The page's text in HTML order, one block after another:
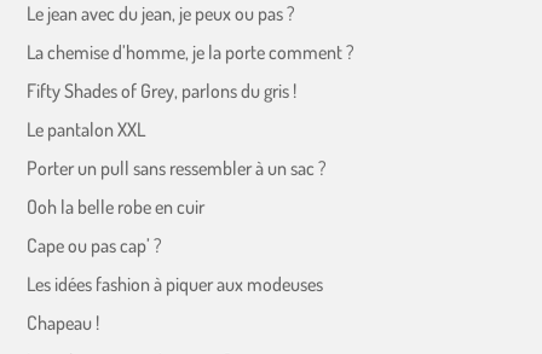
Le jean avec du jean, je peux ou pas ?
La chemise d’homme, je la porte comment ?
Fifty Shades of Grey, parlons du gris !
Le pantalon XXL
Porter un pull sans ressembler à un sac ?
Ooh la belle robe en cuir
Cape ou pas cap’ ?
Les idées fashion à piquer aux modeuses
Chapeau !